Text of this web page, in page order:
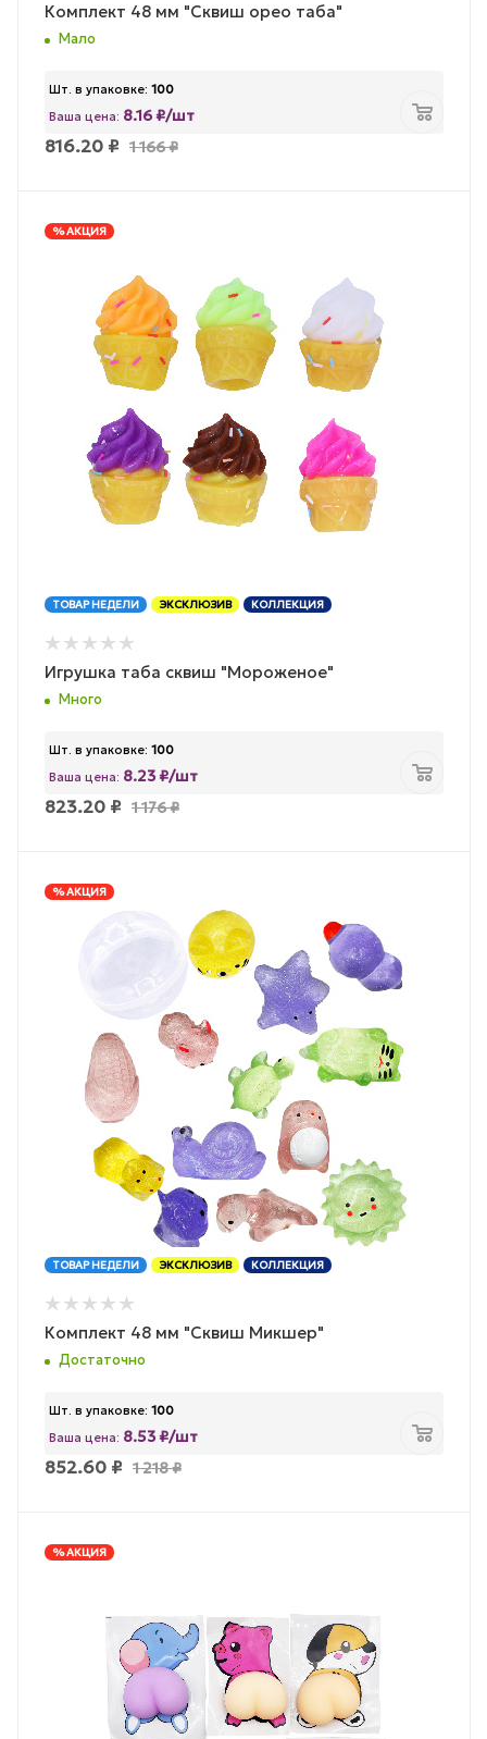
Комплект 48 мм "Сквиш орео таба"
Мало
Шт. в упаковке: 100
Ваша цена: 8.16 ₽/шт
816.20 ₽ 1 166₽
% АКЦИЯ
ТОВАР НЕДЕЛИ ЭКСКЛЮЗИВ КОЛЛЕКЦИЯ
Игрушка таба сквиш "Мороженое"
Много
Шт. в упаковке: 100
Ваша цена: 8.23 ₽/шт
823.20 ₽ 1 176₽
% АКЦИЯ
ТОВАР НЕДЕЛИ ЭКСКЛЮЗИВ КОЛЛЕКЦИЯ
Комплект 48 мм "Сквиш Микшер"
Достаточно
Шт. в упаковке: 100
Ваша цена: 8.53 ₽/шт
852.60 ₽ 1 218₽
% АКЦИЯ